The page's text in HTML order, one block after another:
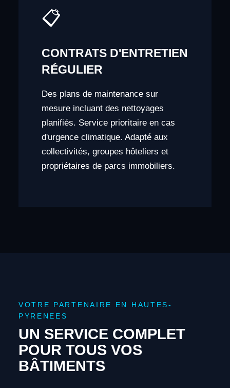
📋
CONTRATS D'ENTRETIEN
RÉGULIER
Des plans de maintenance sur
mesure incluant des nettoyages
planifiés. Service prioritaire en cas
d'urgence climatique. Adapté aux
collectivités, groupes hôteliers et
propriétaires de parcs immobiliers.
VOTRE PARTENAIRE EN HAUTES-
PYRENEES
UN SERVICE COMPLET
POUR TOUS VOS
BÂTIMENTS